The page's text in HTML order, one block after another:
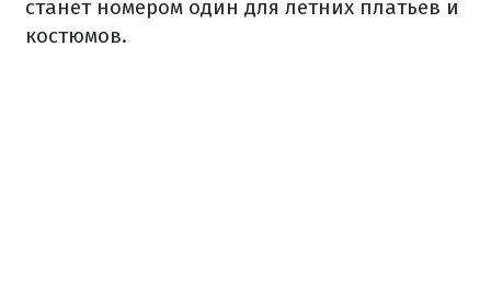
станет номером один для летних платьев и
костюмов.